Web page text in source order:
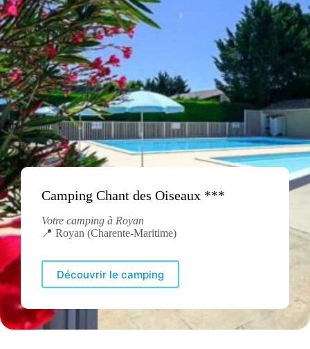
Camping Chant des Oiseaux ***
Votre camping à Royan
📍 Royan (Charente-Maritime)
Découvrir le camping